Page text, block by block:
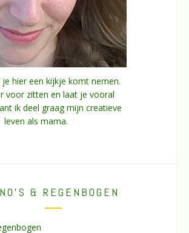
hier een kijkje komt nemen.
voor zitten en laat je vooral
ik deel graag mijn creatieve
leven als mama.
& REGENBOGEN